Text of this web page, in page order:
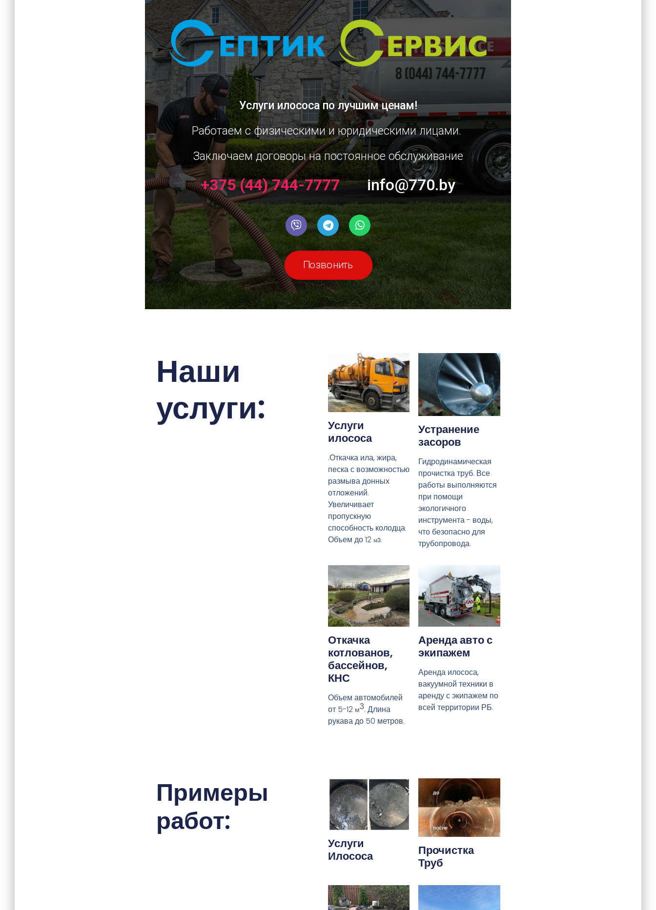
Услуги илососапо лучшим ценам!
Работаем с физическими и юридическими лицами.
Заключаем договоры на постоянное обслуживание
+375 (44) 744-7777 info@770.by
Позвонить
Наши
услуги:
Услуги
илососа
.Откачка ила, жира,
песка с возможностью
размыва донных
отложений.
Увеличивает
пропускную
способность колодца.
Объем до 12 м3.
Устранение
засоров
Гидродинамическая
прочистка труб. Все
работы выполняются
при помощи
экологичного
инструмента - воды,
что безопасно для
трубопровода.
Откачка
котлованов,
бассейнов,
КНС
Объем автомобилей
от 5-12 м3. Длина
рукава до 50 метров.
Аренда авто с
экипажем
Аренда илососа,
вакуумной техники в
аренду с экипажем по
всей территории РБ.
Примеры
работ:
Услуги
Илососа
Прочистка
Труб